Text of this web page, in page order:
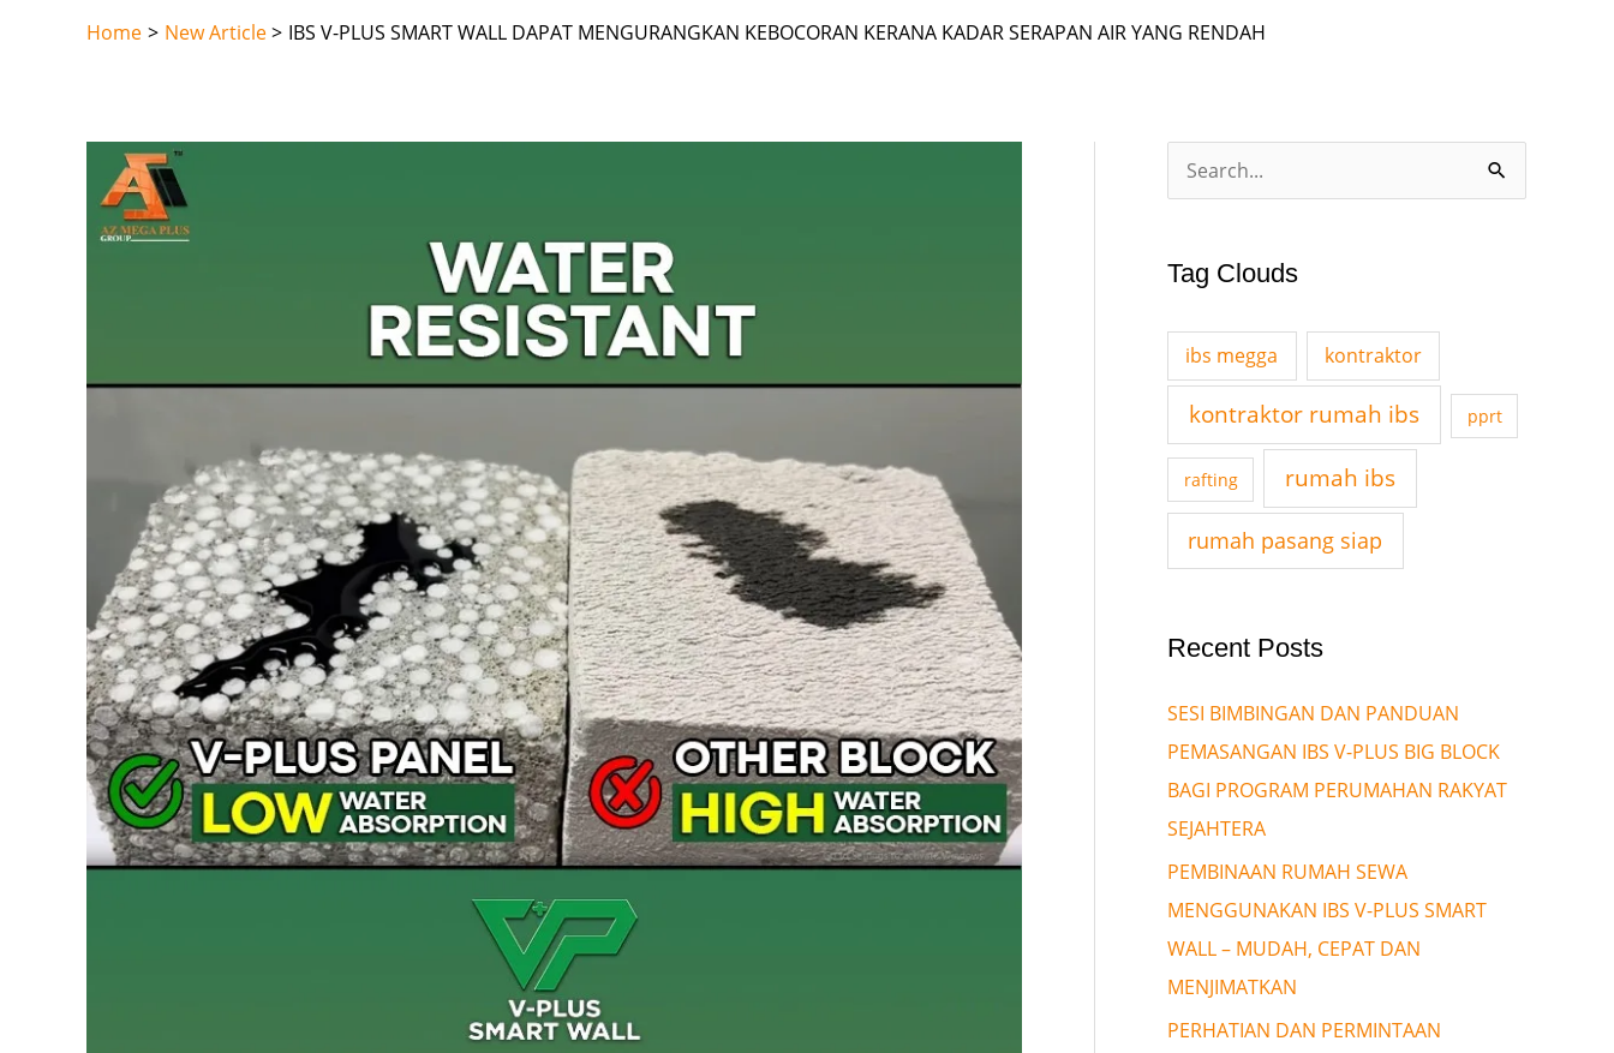
Home New Article IBS V-PLUS SMART WALL DAPAT MENGURANGKAN KEBOCORAN KERANA KADAR SERAPAN AIR YANG RENDAH
Post
navigation
r
c
o
:
Tag Clouds
ibs megga kontraktor
kontraktor rumah ibs pprt
rafting rumah ibs
rumah pasang siap
Recent Posts
SESI BIMBINGAN DAN PANDUAN
PEMASANGAN IBS V-PLUS BIG BLOCK
BAGI PROGRAM PERUMAHAN RAKYAT
SEJAHTERA
PEMBINAAN RUMAH SEWA
MENGGUNAKAN IBS V-PLUS SMART
WALL – MUDAH, CEPAT DAN
MENJIMATKAN
PERHATIAN DAN PERMINTAAN
r
h
e